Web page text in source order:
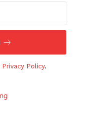
Privacy Policy.